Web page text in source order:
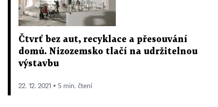
Čtvrť bez aut, recyklace a přesouvání
domů. Nizozemsko tlačí na udržitelnou
výstavbu
22. 12. 2021 ▪ 5 min. čtení